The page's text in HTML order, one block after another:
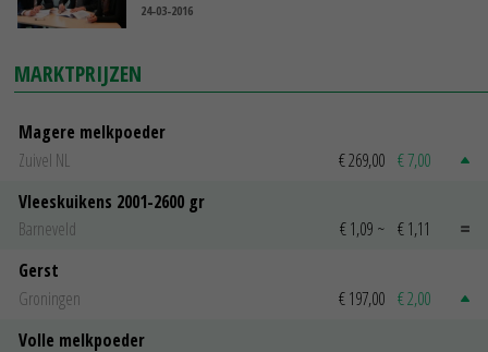
24-03-2016
MARKTPRIJZEN
Magere melkpoeder
Zuivel NL
€ 269,00 € 7,00
Vleeskuikens 2001-2600 gr
Barneveld
€ 1,09 ~ € 1,11
Gerst
Groningen
€ 197,00 € 2,00
Volle melkpoeder